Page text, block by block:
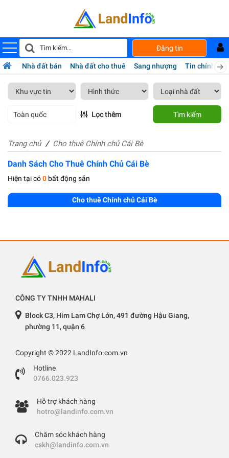
Đăng tin
Nhà đất bán Nhà đất cho thuê Sang nhượng Tin chính chủ
Toàn quốc Lọc thêm Tìm kiếm
Trang chủ Cho thuê Chính chủ Cái Bè
Danh Sách Cho Thuê Chính Chủ Cái Bè
Hiện tại có0 bất động sản
Cho thuê Chính chủ Cái Bè
CÔNG TY TNHH MAHALI
Block C3, Him Lam Chợ Lớn, 491 đường Hậu Giang,
phường 11, quận 6
Copyright © 2022 LandInfo.com.vn
Hotline
0766.023.923
Hỗ trợ khách hàng
hotro@landinfo.com.vn
Chăm sóc khách hàng
cskh@landinfo.com.vn